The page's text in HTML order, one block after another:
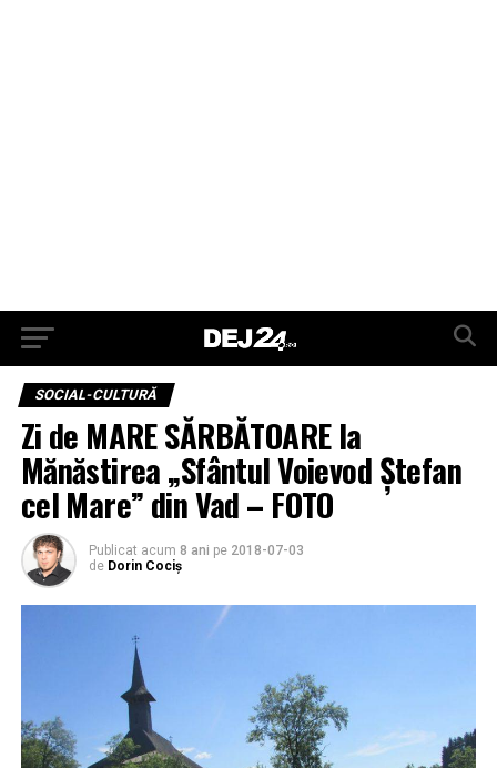
SOCIAL-CULTURĂ
Zi de MARE SĂRBĂTOARE la
Mănăstirea „Sfântul Voievod Ștefan
cel Mare” din Vad – FOTO
Publicat acum 8 ani pe 2018-07-03
de Dorin Cociș